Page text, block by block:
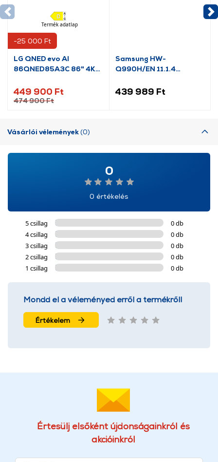
-25 000 Ft
Termék adatlap
LG QNED evo AI
86QNED85A3C 86" 4K
449 900 Ft
474 900 Ft
Samsung HW-
Q990H/EN 11.1.4
439 989 Ft
Vásárlói vélemények(0)
0
0 értékelés
5 csillag
0 db
4 csillag
0 db
3 csillag
0 db
2 csillag
0 db
1 csillag
0 db
Mondd el a véleményed erről a termékről!
Értékelem
Értesülj elsőként újdonságainkról és
akcióinkról